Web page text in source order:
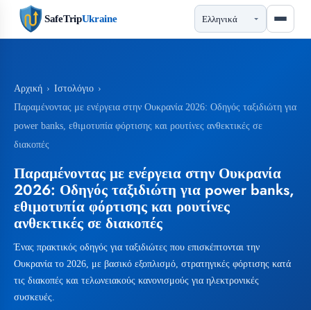
SafeTripUkraine
Αρχική › Ιστολόγιο ›
Παραμένοντας με ενέργεια στην Ουκρανία 2026: Οδηγός ταξιδιώτη για
power banks, εθιμοτυπία φόρτισης και ρουτίνες ανθεκτικές σε
διακοπές
Παραμένοντας με ενέργεια στην Ουκρανία
2026: Οδηγός ταξιδιώτη για power banks,
εθιμοτυπία φόρτισης και ρουτίνες
ανθεκτικές σε διακοπές
Ένας πρακτικός οδηγός για ταξιδιώτες που επισκέπτονται την
Ουκρανία το 2026, με βασικό εξοπλισμό, στρατηγικές φόρτισης κατά
τις διακοπές και τελωνειακούς κανονισμούς για ηλεκτρονικές
συσκευές.